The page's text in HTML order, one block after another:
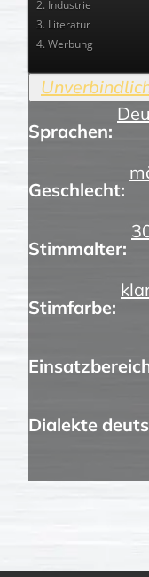
2. Industrie
3. Literatur
4. Werbung
Sprachen:
Geschlecht:
Stimmalter:
Stimfarbe:
Dialekte